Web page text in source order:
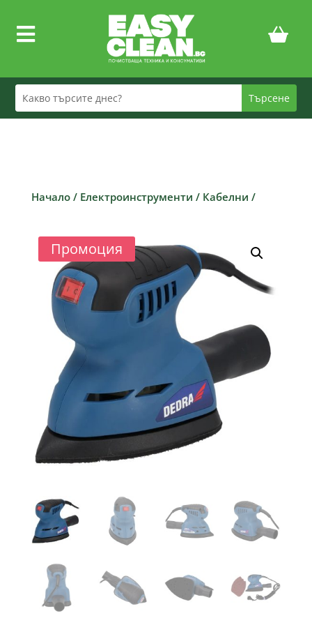

Начало/ Електроинструменти / Кабелни /
Промоция